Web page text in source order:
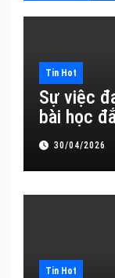
Tin Hot
Sự việc
bài học
30/04/2026
Tin Hot